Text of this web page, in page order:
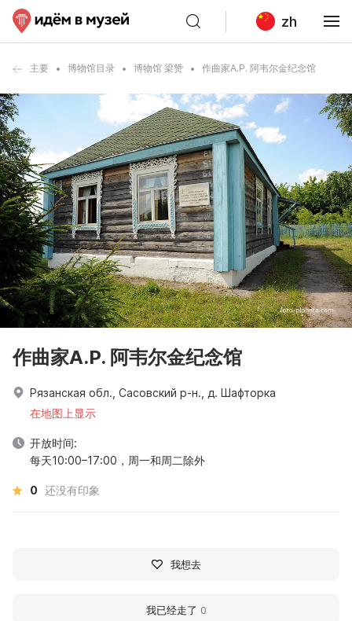
zh
主要 博物馆目录 博物馆 梁赞 作曲家A.P. 阿韦尔金纪念馆
作曲家A.P. 阿韦尔金纪念馆
Рязанская обл., Сасовский р-н., д. Шафторка
在地图上显示
开放时间:
每天10:00–17:00，周一和周二除外
0 还没有印象
我想去
我已经走了 0